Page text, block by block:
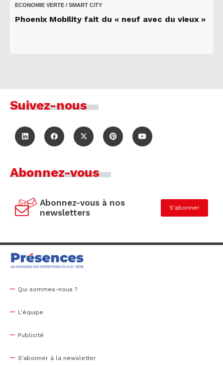
ECONOMIE VERTE / SMART CITY
Phoenix Mobility fait du « neuf avec du vieux »
Suivez-nous
Abonnez-vous
Abonnez-vous à nos
newsletters
S'abonner
Qui sommes-nous ?
L'équipe
Publicité
S'abonner à la newsletter